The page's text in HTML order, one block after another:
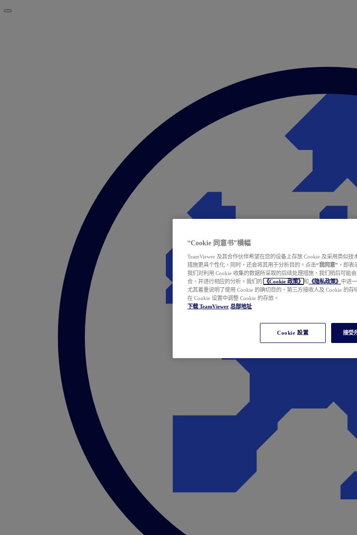
“Cookie 同意书”横幅
TeamViewer 及其合作伙伴希望在您的设备上存放 Cookie 及采用类似
措施更具个性化，同时，还会将其用于分析目的。点击“我同意” ，即表
我们对利用 Cookie 收集的数据所采取的后续处理措施，我们稍后可能
合，并进行相应的分析。我们的
《Cookie 政策》 和 《隐私政策》 中进
尤其着重说明了使用 Cookie 的确切目的、第三方接收人及 Cookie 的
在 Cookie 设置中调整 Cookie 的存放。
下载 TeamViewer 总部地址
Cookie 設置 接受